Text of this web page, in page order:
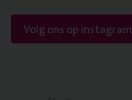
Volg ons op instagram